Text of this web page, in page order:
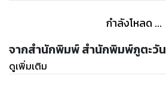
กำลังโหลด ...
จากสำนักพิมพ์ สำนักพิมพ์ภูตะวัน
ดูเพิ่มเติม